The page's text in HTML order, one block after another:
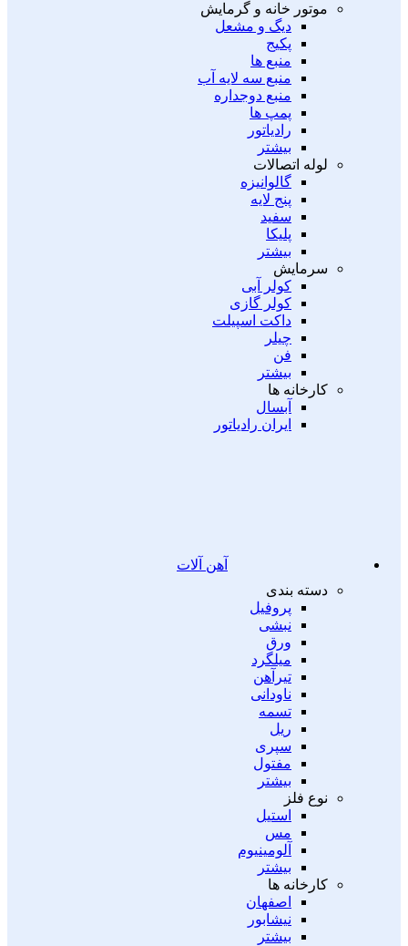
موتور خانه و گرمایش
دیگ و مشعل
پکیج
منبع ها
منبع سه لایه آب
منبع دوجداره
پمپ ها
رادیاتور
بیشتر
لوله اتصالات
گالوانیزه
پنج لایه
سفید
پلیکا
بیشتر
سرمایش
کولر آبی
کولر گازی
داکت اسپیلت
چیلر
فن
بیشتر
کارخانه ها
آبسال
ایران رادیاتور
آهن آلات
دسته بندی
پروفیل
نبشی
ورق
میلگرد
تیرآهن
ناودانی
تسمه
ریل
سپری
مفتول
بیشتر
نوع فلز
استیل
مس
آلومینیوم
بیشتر
کارخانه ها
اصفهان
نیشابور
بیشتر